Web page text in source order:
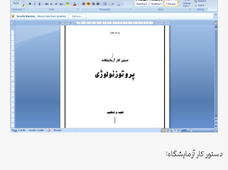
دستور کار آزمایشگاه: